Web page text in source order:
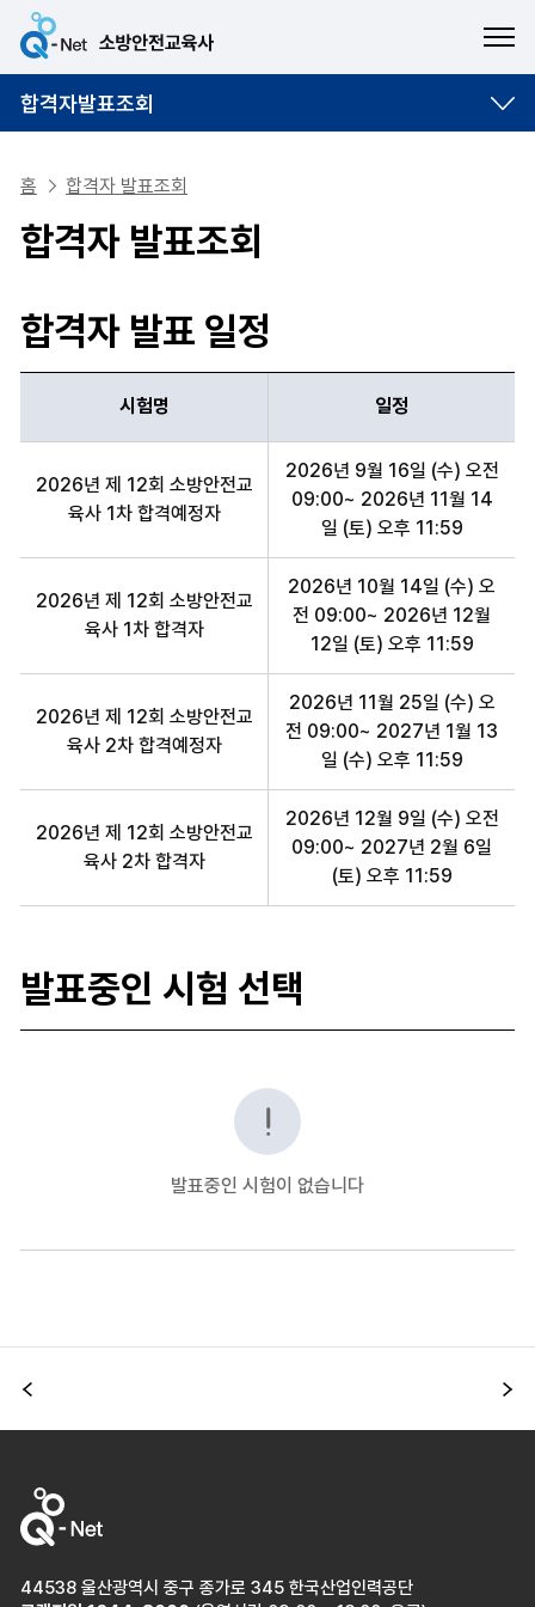
합격자발표조회
홈 합격자 발표조회
합격자 발표조회
합격자 발표 일정
시험명, 일정 항목 순으로 합격자 발표 일정 안내표
시험명 일정
2026년 제 12회 소방안전교
육사 1차 합격예정자
2026년 9월 16일 (수) 오전
09:00~ 2026년 11월 14
일 (토) 오후 11:59
2026년 제 12회 소방안전교
육사 1차 합격자
2026년 10월 14일 (수) 오
전 09:00~ 2026년 12월
12일 (토) 오후 11:59
2026년 제 12회 소방안전교
육사 2차 합격예정자
2026년 11월 25일 (수) 오
전 09:00~ 2027년 1월 13
일 (수) 오후 11:59
2026년 제 12회 소방안전교
육사 2차 합격자
2026년 12월 9일 (수) 오전
09:00~ 2027년 2월 6일
(토) 오후 11:59
발표중인 시험 선택
발표중인 시험이 없습니다
이전
44538 울산광역시 중구 종가로 345 한국산업인력공단